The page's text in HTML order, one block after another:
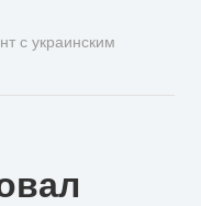
с украинским